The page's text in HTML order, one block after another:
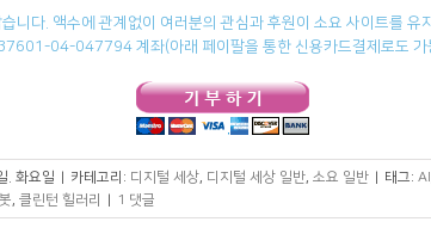
니다. 액수에 관계없이 여러분의 관심과 후원이 소요 사이트를 유
04-047794 계좌(아래 페이팔을 통한 신용카드결제로도 가
. 화요일 카테고리: 디지털 세상, 디지털 세상 일반, 소요 일반 태그: AI
, 클린턴 힐러리 1 댓글